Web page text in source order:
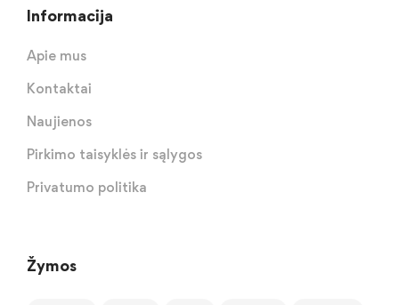
Informacija
Apie mus
Kontaktai
Naujienos
Pirkimo taisyklės ir sąlygos
Privatumo politika
Žymos